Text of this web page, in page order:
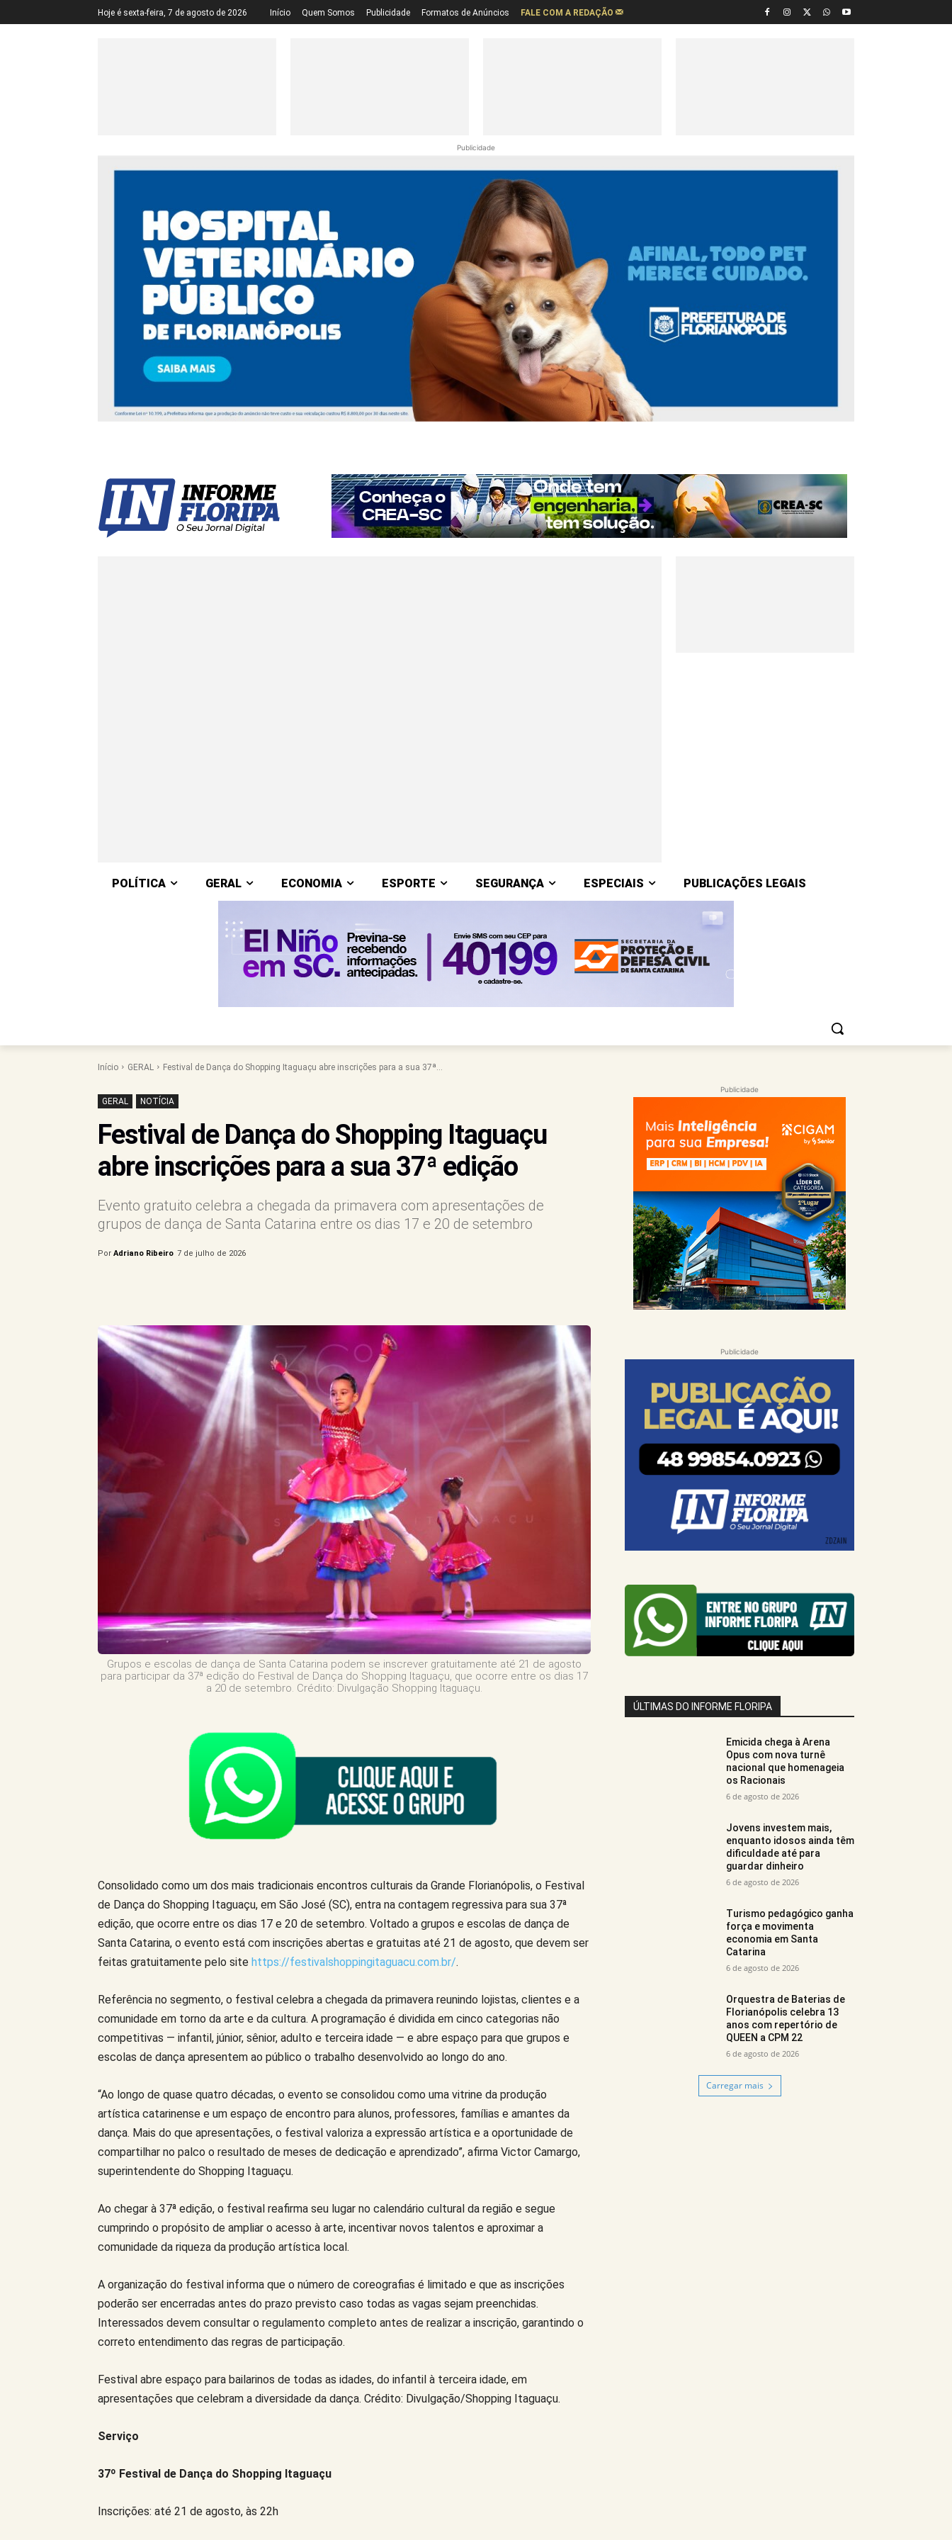
Hoje é sexta-feira, 7 de agosto de 2026 Início Quem Somos Publicidade Formatos de Anúncios FALE COM A REDAÇÃO
Publicidade
POLÍTICA GERAL ECONOMIA ESPORTE SEGURANÇA ESPECIAIS PUBLICAÇÕES LEGAIS
Início GERAL Festival de Dança do Shopping Itaguaçu abre inscrições para a sua 37ª...
GERAL NOTÍCIA
Festival de Dança do Shopping Itaguaçu
abre inscrições para a sua 37ª edição
Evento gratuito celebra a chegada da primavera com apresentações de
grupos de dança de Santa Catarina entre os dias 17 e 20 de setembro
Por Adriano Ribeiro 7 de julho de 2026
Grupos e escolas de dança de Santa Catarina podem se inscrever gratuitamente até 21 de agosto
para participar da 37ª edição do Festival de Dança do Shopping Itaguaçu, que ocorre entre os dias 17
a 20 de setembro. Crédito: Divulgação Shopping Itaguaçu.
Consolidado como um dos mais tradicionais encontros culturais da Grande Florianópolis, o Festival
de Dança do Shopping Itaguaçu, em São José (SC), entra na contagem regressiva para sua 37ª
edição, que ocorre entre os dias 17 e 20 de setembro. Voltado a grupos e escolas de dança de
Santa Catarina, o evento está com inscrições abertas e gratuitas até 21 de agosto, que devem ser
feitas gratuitamente pelo site https://festivalshoppingitaguacu.com.br/.
Referência no segmento, o festival celebra a chegada da primavera reunindo lojistas, clientes e a
comunidade em torno da arte e da cultura. A programação é dividida em cinco categorias não
competitivas — infantil, júnior, sênior, adulto e terceira idade — e abre espaço para que grupos e
escolas de dança apresentem ao público o trabalho desenvolvido ao longo do ano.
“Ao longo de quase quatro décadas, o evento se consolidou como uma vitrine da produção
artística catarinense e um espaço de encontro para alunos, professores, famílias e amantes da
dança. Mais do que apresentações, o festival valoriza a expressão artística e a oportunidade de
compartilhar no palco o resultado de meses de dedicação e aprendizado”, afirma Victor Camargo,
superintendente do Shopping Itaguaçu.
Ao chegar à 37ª edição, o festival reafirma seu lugar no calendário cultural da região e segue
cumprindo o propósito de ampliar o acesso à arte, incentivar novos talentos e aproximar a
comunidade da riqueza da produção artística local.
A organização do festival informa que o número de coreografias é limitado e que as inscrições
poderão ser encerradas antes do prazo previsto caso todas as vagas sejam preenchidas.
Interessados devem consultar o regulamento completo antes de realizar a inscrição, garantindo o
correto entendimento das regras de participação.
Festival abre espaço para bailarinos de todas as idades, do infantil à terceira idade, em
apresentações que celebram a diversidade da dança. Crédito: Divulgação/Shopping Itaguaçu.
Serviço
37º Festival de Dança do Shopping Itaguaçu
Inscrições: até 21 de agosto, às 22h
Publicidade
Publicidade
ÚLTIMAS DO INFORME FLORIPA
Emicida chega à Arena
Opus com nova turnê
nacional que homenageia
os Racionais
6 de agosto de 2026
Jovens investem mais,
enquanto idosos ainda têm
dificuldade até para
guardar dinheiro
6 de agosto de 2026
Turismo pedagógico ganha
força e movimenta
economia em Santa
Catarina
6 de agosto de 2026
Orquestra de Baterias de
Florianópolis celebra 13
anos com repertório de
QUEEN a CPM 22
6 de agosto de 2026
Carregar mais